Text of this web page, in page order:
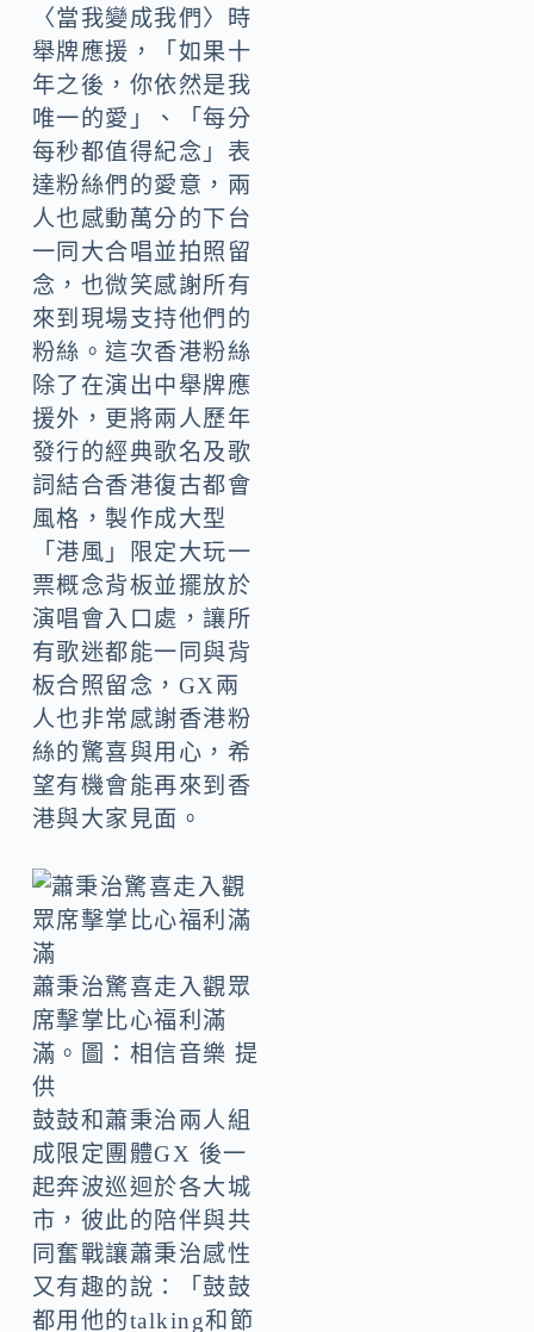
〈當我變成我們〉時
舉牌應援，「如果十
年之後，你依然是我
唯一的愛」、「每分
每秒都值得紀念」表
達粉絲們的愛意，兩
人也感動萬分的下台
一同大合唱並拍照留
念，也微笑感謝所有
來到現場支持他們的
粉絲。這次香港粉絲
除了在演出中舉牌應
援外，更將兩人歷年
發行的經典歌名及歌
詞結合香港復古都會
風格，製作成大型
「港風」限定大玩一
票概念背板並擺放於
演唱會入口處，讓所
有歌迷都能一同與背
板合照留念，GX兩
人也非常感謝香港粉
絲的驚喜與用心，希
望有機會能再來到香
港與大家見面。
蕭秉治驚喜走入觀眾
席擊掌比心福利滿
滿。圖：相信音樂 提
供
鼓鼓和蕭秉治兩人組
成限定團體GX 後一
起奔波巡迴於各大城
市，彼此的陪伴與共
同奮戰讓蕭秉治感性
又有趣的說：「鼓鼓
都用他的talking和節